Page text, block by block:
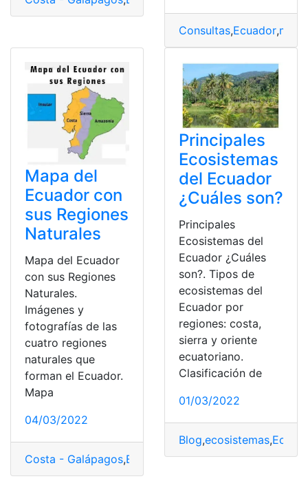
Consultas,Ecuador,
Mapa del
Ecuador con
sus Regiones
Naturales
Mapa del Ecuador
con sus Regiones
Naturales.
Imágenes y
fotografías de las
cuatro regiones
naturales que
forman el Ecuador.
Mapa
04/03/2022
Costa - Galápagos,Ecuador,Mapas,Regiones,Sierra-
Principales
Ecosistemas
del Ecuador
¿Cuáles son?
Principales
Ecosistemas del
Ecuador ¿Cuáles
son?. Tipos de
ecosistemas del
Ecuador por
regiones: costa,
sierra y oriente
ecuatoriano.
Clasificación de
01/03/2022
Blog,ecosistemas,